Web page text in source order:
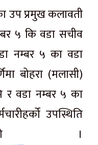
उप प्रमुख कलावती
५ कि वडा सचीव
नम्बर ५ का वडा
बोहरा (मलासी)
र वडा नम्बर ५ का
उपस्थिति
।